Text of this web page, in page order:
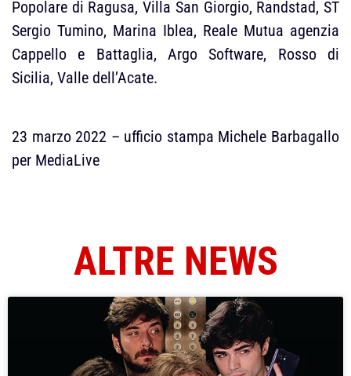
Popolare di Ragusa, Villa San Giorgio, Randstad, ST
Sergio Tumino, Marina Iblea, Reale Mutua agenzia
Cappello e Battaglia, Argo Software, Rosso di
Sicilia, Valle dell’Acate.
23 marzo 2022 – ufficio stampa Michele Barbagallo
per MediaLive
ALTRE NEWS